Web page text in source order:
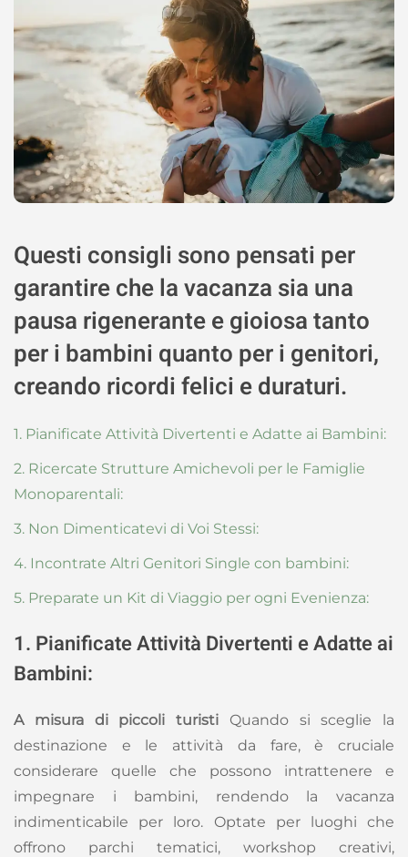
Questi consigli sono pensati per
garantire che la vacanza sia una
pausa rigenerante e gioiosa tanto
per i bambini quanto per i genitori,
creando ricordi felici e duraturi.
1. Pianificate Attività Divertenti e Adatte ai Bambini:
2. Ricercate Strutture Amichevoli per le Famiglie
Monoparentali:
3. Non Dimenticatevi di Voi Stessi:
4. Incontrate Altri Genitori Single con bambini:
5. Preparate un Kit di Viaggio per ogni Evenienza:
1. Pianificate Attività Divertenti e Adatte ai
Bambini:
A misura di piccoli turisti Quando si sceglie la
destinazione e le attività da fare, è cruciale
considerare quelle che possono intrattenere e
impegnare i bambini, rendendo la vacanza
indimenticabile per loro. Optate per luoghi che
offrono parchi tematici, workshop creativi,